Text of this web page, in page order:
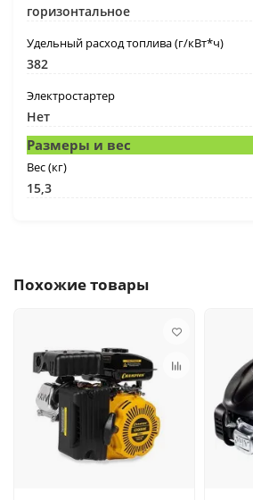
горизонтальное
Удельный расход топлива (г/кВт*ч)
382
Электростартер
Нет
Размеры и вес
Вес (кг)
15,3
Похожие товары